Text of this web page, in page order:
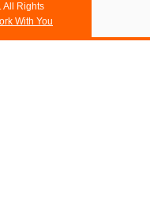
All Rights
With You